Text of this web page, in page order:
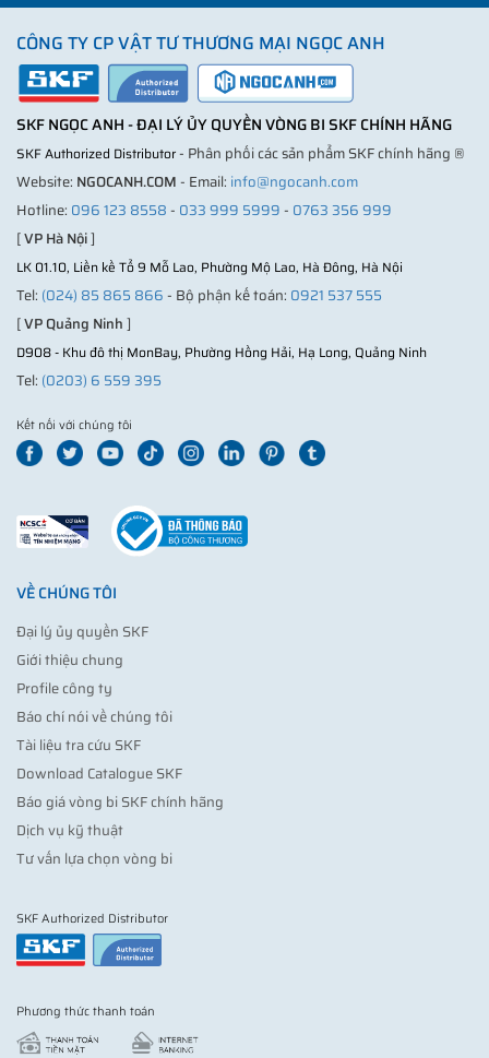
CÔNG TY CP VẬT TƯ THƯƠNG MẠI NGỌC ANH
SKF NGỌC ANH - ĐẠI LÝ ỦY QUYỀN VÒNG BI SKF CHÍNH HÃNG
SKF Authorized Distributor- Phân phối các sản phẩm SKF chính hãng ®
Website: NGOCANH.COM- Email: info@ngocanh.com
Hotline: 096 123 8558- 033 999 5999- 0763 356 999
[VP Hà Nội]
LK 01.10, Liền kề Tổ 9 Mỗ Lao, Phường Mộ Lao, Hà Đông, Hà Nội
Tel: (024) 85 865 866- Bộ phận kế toán: 0921 537 555
[VP Quảng Ninh]
D908 - Khu đô thị MonBay, Phường Hồng Hải, Hạ Long, Quảng Ninh
Tel: (0203) 6 559 395
Kết nối với chúng tôi
VỀ CHÚNG TÔI
Đại lý ủy quyền SKF
Giới thiệu chung
Profile công ty
Báo chí nói về chúng tôi
Tài liệu tra cứu SKF
Download Catalogue SKF
Báo giá vòng bi SKF chính hãng
Dịch vụ kỹ thuật
Tư vấn lựa chọn vòng bi
SKF Authorized Distributor
Phương thức thanh toán